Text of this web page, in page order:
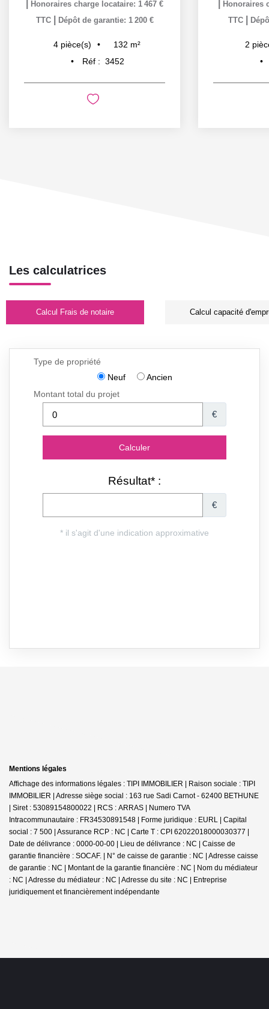
Honoraires charge locataire: 1 467 €
TTC
Dépôt de garantie: 1 200 €
4 pièce(s) 132 m²
Réf : 3452
Honoraires
TTC
2
Les calculatrices
Calcul Frais de notaire Calcul capacité
Mentions légales
Affichage des informations légales : TIPI IMMOBILIER | Raison sociale : TIPI
IMMOBILIER | Adresse siège social : 163 rue Sadi Carnot - 62400 BETHUNE
| Siret : 53089154800022 | RCS : ARRAS | Numero TVA
Intracommunautaire : FR34530891548 | Forme juridique : EURL | Capital
social : 7 500 | Assurance RCP : NC | Carte T : CPI 62022018000030377 |
Date de délivrance : 0000-00-00 | Lieu de délivrance : NC | Caisse de
garantie financière : SOCAF. | N° de caisse de garantie : NC | Adresse caisse
de garantie : NC | Montant de la garantie financière : NC | Nom du médiateur
: NC | Adresse du médiateur : NC | Adresse du site : NC | Entreprise
juridiquement et financièrement indépendante